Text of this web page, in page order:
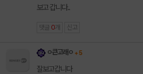
보고 갑니다..
댓글 0 개 신고
ㅇ큰고래ㅇ + 5
잘보고갑니다